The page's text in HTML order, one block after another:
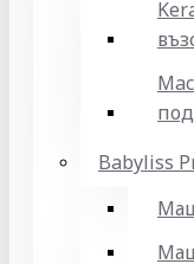
Babyliss